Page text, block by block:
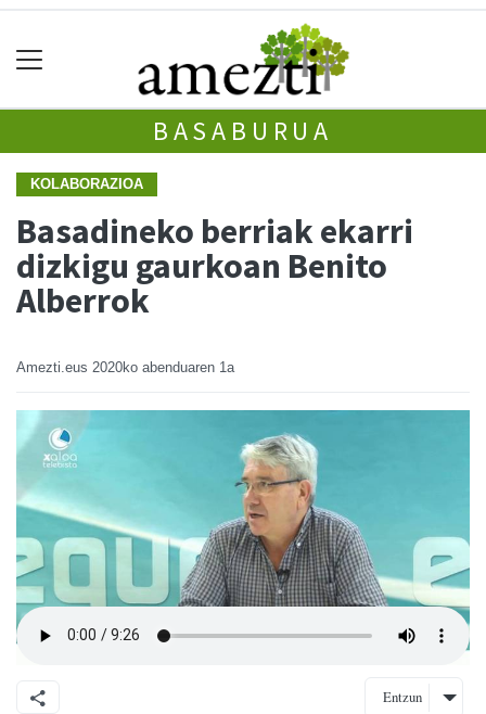
BASABURUA
KOLABORAZIOA
Basadineko berriak ekarri
dizkigu gaurkoan Benito
Alberrok
Amezti.eus 2020ko abenduaren 1a
Entzun